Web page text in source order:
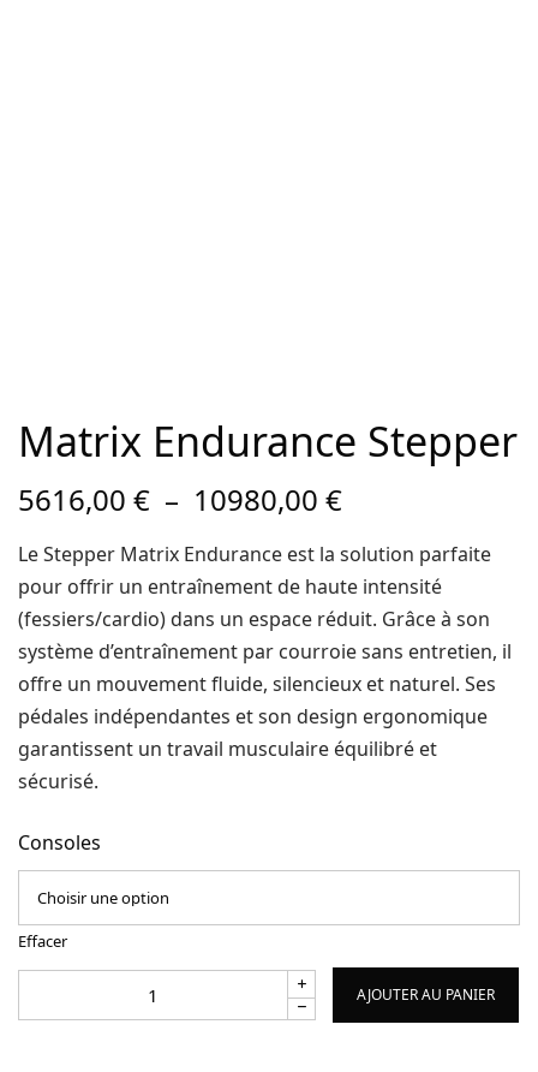
Matrix Endurance Stepper
5616,00€ – 10980,00€Plage de
5616,00 €
à
10980,00 €
Le Stepper Matrix Endurance est la solution parfaite
pour offrir un entraînement de haute intensité
(fessiers/cardio) dans un espace réduit. Grâce à son
système d’entraînement par courroie sans entretien, il
offre un mouvement fluide, silencieux et naturel. Ses
pédales indépendantes et son design ergonomique
garantissent un travail musculaire équilibré et
sécurisé.
Consoles
Effacer
AJOUTER AU PANIER